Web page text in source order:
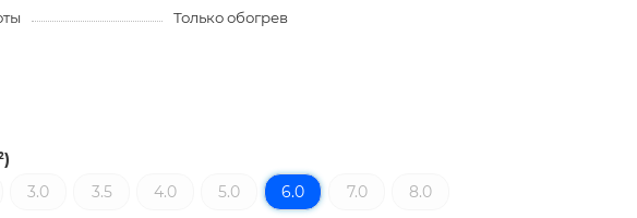
Только обогрев
3.0 3.5 4.0 5.0 6.0 7.0 8.0